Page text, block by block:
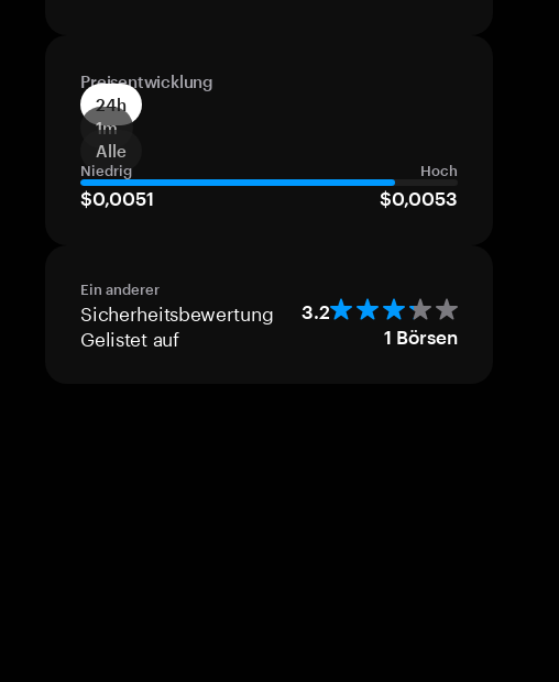
Preisentwicklung
24h
1m
Alle
Niedrig Hoch
$0,0051 $0,0053
Ein anderer
Sicherheitsbewertung 3.2
Gelistet auf 1 Börsen